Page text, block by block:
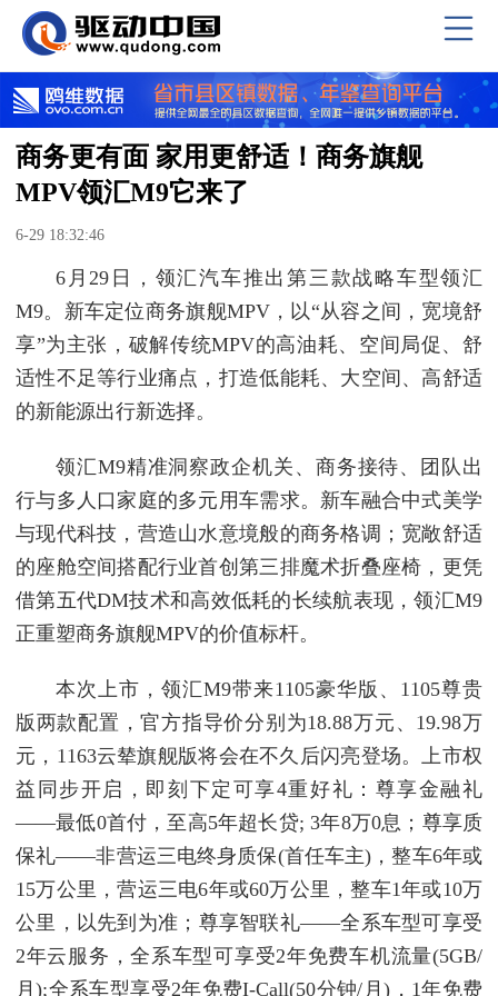
商务更有面 家用更舒适！商务旗舰
MPV领汇M9它来了
6-29 18:32:46
6月29日，领汇汽车推出第三款战略车型领汇
M9。新车定位商务旗舰MPV，以“从容之间，宽境舒
享”为主张，破解传统MPV的高油耗、空间局促、舒
适性不足等行业痛点，打造低能耗、大空间、高舒适
的新能源出行新选择。
领汇M9精准洞察政企机关、商务接待、团队出
行与多人口家庭的多元用车需求。新车融合中式美学
与现代科技，营造山水意境般的商务格调；宽敞舒适
的座舱空间搭配行业首创第三排魔术折叠座椅，更凭
借第五代DM技术和高效低耗的长续航表现，领汇M9
正重塑商务旗舰MPV的价值标杆。
本次上市，领汇M9带来1105豪华版、1105尊贵
版两款配置，官方指导价分别为18.88万元、19.98万
元，1163云辇旗舰版将会在不久后闪亮登场。上市权
益同步开启，即刻下定可享4重好礼：尊享金融礼
——最低0首付，至高5年超长贷; 3年8万0息；尊享质
保礼——非营运三电终身质保(首任车主)，整车6年或
15万公里，营运三电6年或60万公里，整车1年或10万
公里，以先到为准；尊享智联礼——全系车型可享受
2年云服务，全系车型可享受2年免费车机流量(5GB/
月);全系车型享受2年免费I-Call(50分钟/月)，1年免费